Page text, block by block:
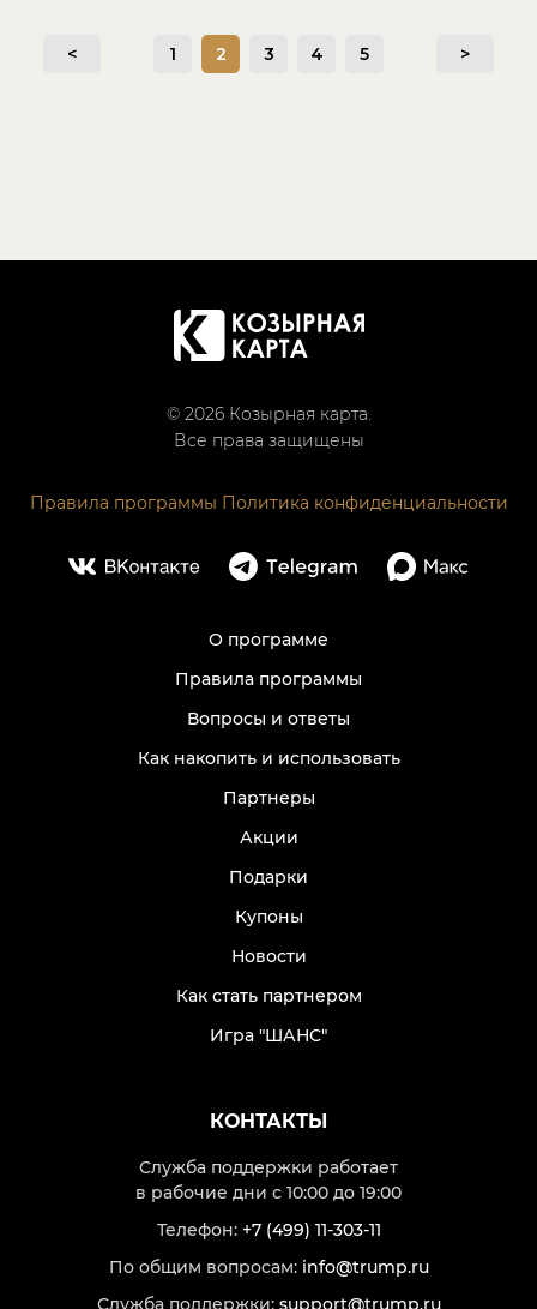
< 1 2 3 4 5 >
© 2026 Козырная карта.
Все права защищены
Правила программы Политика конфиденциальности
О программе
Правила программы
Вопросы и ответы
Как накопить и использовать
Партнеры
Акции
Подарки
Купоны
Новости
Как стать партнером
Игра "ШАНС"
КОНТАКТЫ
Служба поддержки работает
в рабочие дни с 10:00 до 19:00
Телефон: +7 (499) 11-303-11
По общим вопросам: info@trump.ru
Служба поддержки: support@trump.ru